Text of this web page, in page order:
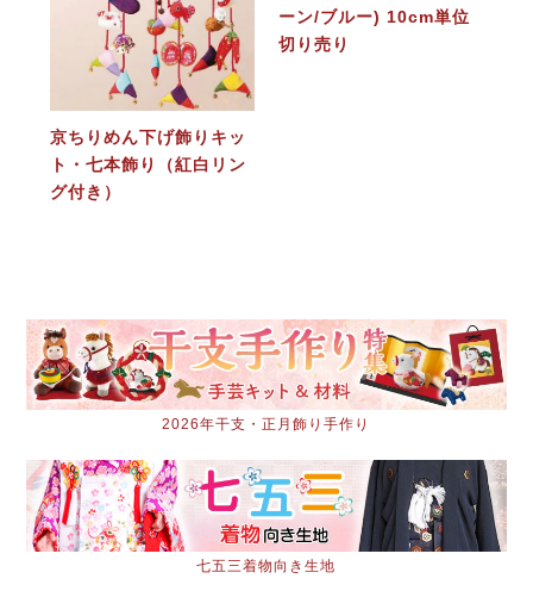
京ちりめん下げ飾りキッ
ト・七本飾り（紅白リン
グ付き）
ーン/ブルー) 10cm単位
切り売り
2026年干支・正月飾り手作り
七五三着物向き生地